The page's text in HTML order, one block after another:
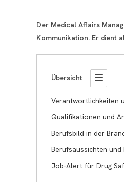
Der Medical Affairs
Kommunikation. Er dient
Übersicht
Verantwortlichkeiten
Qualifikationen und
Berufsbild in der
Berufsaussichten
Job-Alert für Drug